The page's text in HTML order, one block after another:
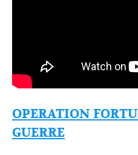
OPERATION
GUERRE